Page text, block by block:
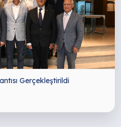
Gerçekleştirildi